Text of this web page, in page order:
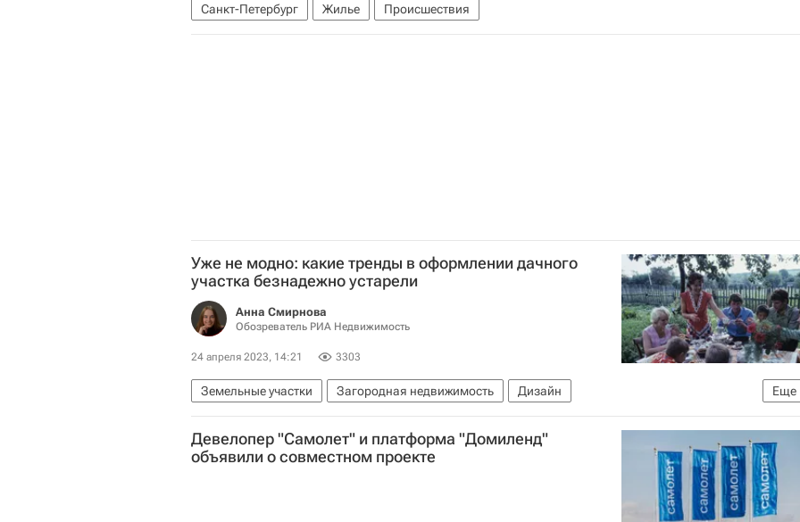
Санкт-Петербург Жилье Происшествия
Уже не модно: какие тренды в оформлении дачного
участка безнадежно устарели
Анна Смирнова
Обозреватель РИА Недвижимость
24 апреля 2023, 14:21 3303
Еще
Земельные участки Загородная недвижимость
Дизайн
Мультимедиа – РИА Недвижимость
Девелопер "Самолет" и платформа "Домиленд"
объявили о совместном проекте